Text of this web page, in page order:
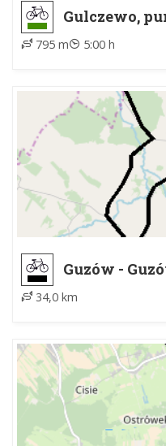
Gulczewo,
Gulczewo,
795 m 5:00 h
Guzów -
34,0 km